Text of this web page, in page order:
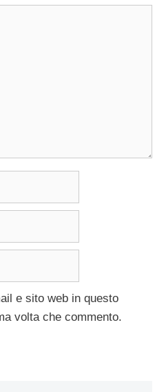
e sito web in questo
volta che commento.